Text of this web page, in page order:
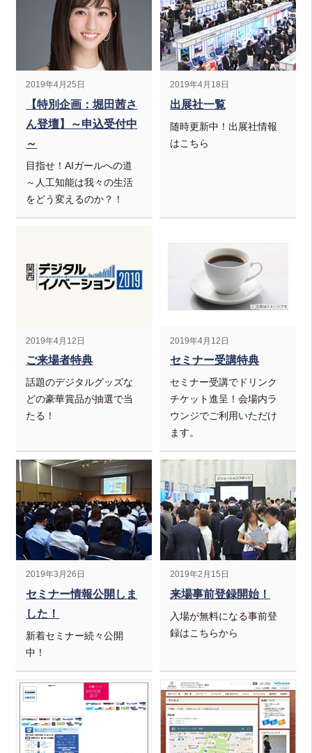
2019年4月25日
【特別企画：堀田茜さ
ん登壇】～申込受付中
～
目指せ！AIガールへの道
～人工知能は我々の生活
をどう変えるのか？！
2019年4月18日
出展社一覧
随時更新中！出展社情報
はこちら
2019年4月12日
ご来場者特典
話題のデジタルグッズな
どの豪華賞品が抽選で当
たる！
2019年4月12日
セミナー受講特典
セミナー受講でドリンク
チケット進呈！会場内ラ
ウンジでご利用いただけ
ます。
2019年3月26日
セミナー情報公開しま
した！
新着セミナー続々公開
中！
2019年2月15日
来場事前登録開始！
入場が無料になる事前登
録はこちらから